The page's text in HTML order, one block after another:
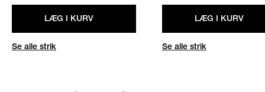
LÆG I KURV
Se alle strik
LÆG I KURV
Se alle strik